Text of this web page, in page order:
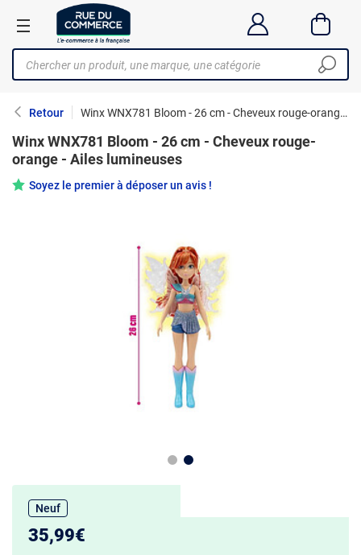
Retour Winx WNX781 Bloom - 26 cm - Cheveux rouge-orange - Ailes lumineuses
Winx WNX781 Bloom - 26 cm - Cheveux rouge-
orange - Ailes lumineuses
Soyez le premier à déposer un avis !
Neuf
35,99€